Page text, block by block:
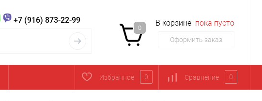
+7 (916) 873-22-99
0
В корзине пока пусто
Оформить заказ
Избранное 0 Сравнение 0